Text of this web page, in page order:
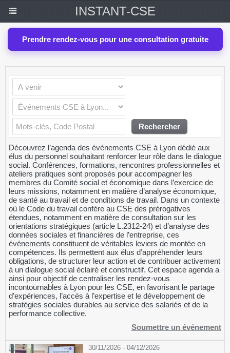
INSTANT-CSE
Prendre rendez-vous pour une consultation gratuite
Découvrez l’agenda des événements CSE à Lyon dédié aux
élus du personnel souhaitant renforcer leur rôle dans le dialogue
social. Conférences, formations, rencontres professionnelles et
ateliers pratiques sont proposés pour accompagner les
membres du Comité social et économique dans l’exercice de
leurs missions, notamment en matière d’analyse économique,
de santé au travail et de conditions de travail. Dans un contexte
où le Code du travail confère au CSE des prérogatives
étendues, notamment en matière de consultation sur les
orientations stratégiques (article L.2312-24) et d’analyse des
données sociales et financières de l’entreprise, ces
événements constituent de véritables leviers de montée en
compétences. Ils permettent aux élus d’appréhender leurs
obligations, de structurer leur action et de contribuer activement
à un dialogue social éclairé et constructif. Cet espace agenda a
ainsi pour objectif de centraliser les rendez-vous
incontournables à Lyon pour les CSE, en favorisant le partage
d’expériences, l’accès à l’expertise et le développement de
stratégies sociales durables au service des salariés et de la
performance collective.
Soumettre un événement
30/11/2026 - 04/12/2026